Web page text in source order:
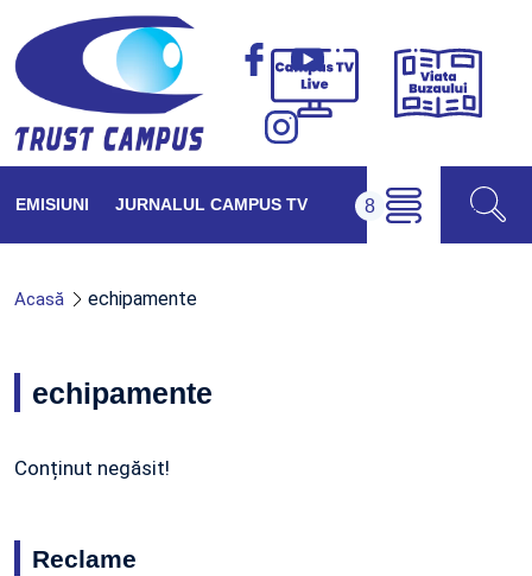
Campus
Viața
EMISIUNI JURNALUL CAMPUS TV
Acasă echipamente
echipamente
Conținut negăsit!
Reclame